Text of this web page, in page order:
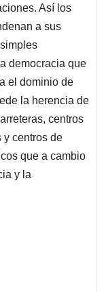
Así los
a sus
democracia que
el dominio de
la herencia de
centros
y centros de
que a cambio
y la